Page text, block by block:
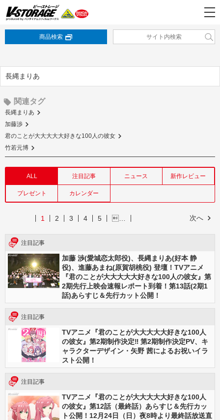
商品検索
長縄まりあ
関連タグ
長縄まりあ
加藤渉
君のことが大大大大大好きな100人の彼女
竹若元博
ALL 注目記事 ニュース 新作レビュー
プレゼント カレンダー
次へ
1 2 3 4 5 …
注目記事
加藤 渉(愛城恋太郎役)、長縄まりあ(好本 静
役)、進藤あまね(原賀胡桃役) 登壇！TVアニメ
『君のことが大大大大大好きな100人の彼女』第
2期先行上映会速報レポート到着！第13話(2期1
話)あらすじ＆先行カット公開！
注目記事
TVアニメ『君のことが大大大大大好きな100人
の彼女』第2期制作決定‼ 第2期制作決定PV、キ
ャラクターデザイン・矢野 茜によるお祝いイラ
スト公開！
注目記事
TVアニメ『君のことが大大大大大好きな100人
の彼女』第12話（最終話）あらすじ＆先行カッ
ト公開！12月24日（日）夜8時より最終話放送直